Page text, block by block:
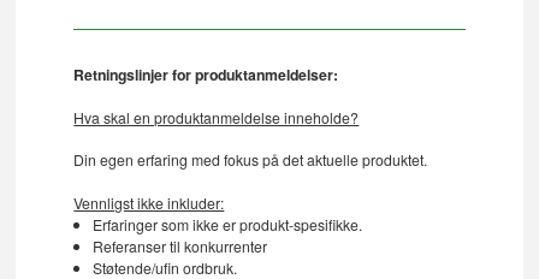
Retningslinjer for produktanmeldelser:
Hva skal en produktanmeldelse inneholde?
Din egen erfaring med fokus på det aktuelle produktet.
Vennligst ikke inkluder:
Erfaringer som ikke er produkt-spesifikke.
Referanser til konkurrenter
Støtende/ufin ordbruk.